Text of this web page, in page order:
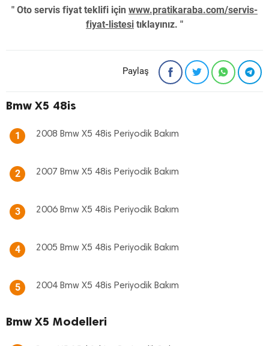
" Oto servis fiyat teklifi için www.pratikaraba.com/servis-
fiyat-listesi tıklayınız. "
Paylaş
Bmw X5 48is
1 2008 Bmw X5 48is Periyodik Bakım
2 2007 Bmw X5 48is Periyodik Bakım
3 2006 Bmw X5 48is Periyodik Bakım
4 2005 Bmw X5 48is Periyodik Bakım
5 2004 Bmw X5 48is Periyodik Bakım
Bmw X5 Modelleri